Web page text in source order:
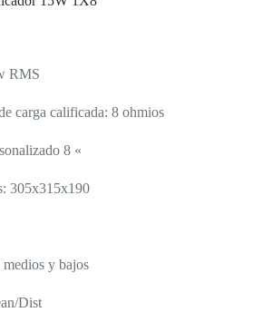
RMS
carga calificada: 8 ohmios
8 «
305x315x190
y bajos
Dist